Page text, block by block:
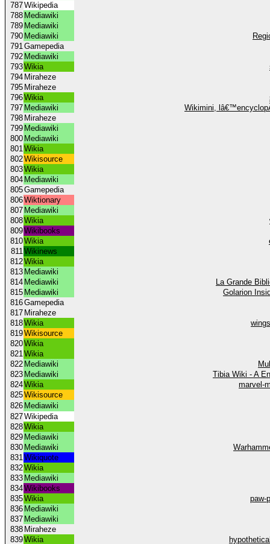
787Wikipedia
788 Mediawiki
789 Mediawiki
790 Mediawiki
791Gamepedia
792 Mediawiki
793Wikia
794 Miraheze
795 Miraheze
796Wikia
797 Mediawiki
Wikimini,
798 Miraheze
799 Mediawiki
800 Mediawiki
801Wikia
802Wikisource
803Wikia
804 Mediawiki
805Gamepedia
806Wiktionary
807 Mediawiki
808Wikia
809Wikibooks
810Wikia
811Wikinews
812Wikia
813 Mediawiki
814 Mediawiki
La Grande
815 Mediawiki
Golarion
816Gamepedia
817 Miraheze
818Wikia
819Wikisource
820Wikia
821Wikia
822 Mediawiki
823 Mediawiki
Tibia Wiki - A
824Wikia
marvel-
825Wikisource
826 Mediawiki
827Wikipedia
828Wikia
829 Mediawiki
830 Mediawiki
831Wikiquote
832Wikia
833 Mediawiki
834Wikibooks
835Wikia
paw-
836 Mediawiki
837 Mediawiki
838 Miraheze
839Wikia